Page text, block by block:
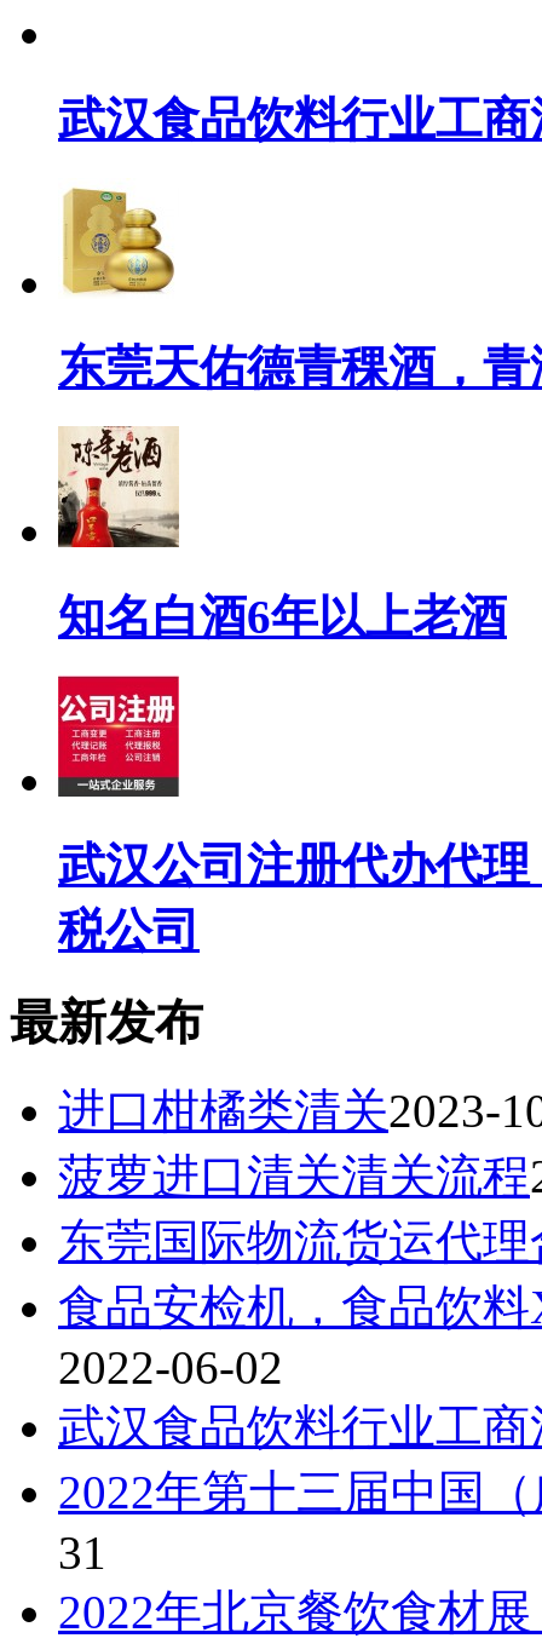
武汉食品饮料行业工
东莞天佑德青稞酒，
知名白酒6年以上老酒
武汉公司注册代办代
税公司
最新发布
进口柑橘类清关2023-
菠萝进口清关清关流程
东莞国际物流货运代
食品安检机，食品饮
2022-06-02
武汉食品饮料行业工
2022年第十三届中国
31
2022年北京餐饮食材